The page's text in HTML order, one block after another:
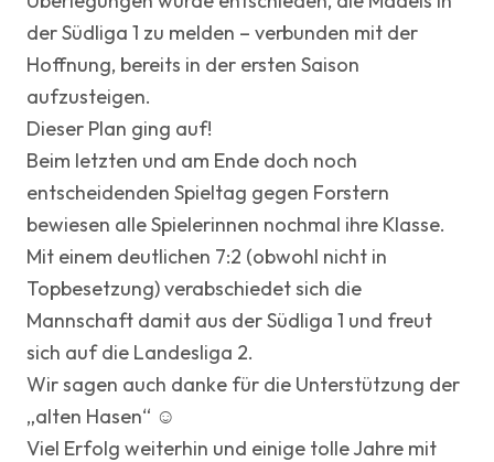
der Südliga 1 zu melden – verbunden mit der
Hoffnung, bereits in der ersten Saison
aufzusteigen.
Dieser Plan ging auf!
Beim letzten und am Ende doch noch
entscheidenden Spieltag gegen Forstern
bewiesen alle Spielerinnen nochmal ihre Klasse.
Mit einem deutlichen 7:2 (obwohl nicht in
Topbesetzung) verabschiedet sich die
Mannschaft damit aus der Südliga 1 und freut
sich auf die Landesliga 2.
Wir sagen auch danke für die Unterstützung der
„alten Hasen“ ☺️
Viel Erfolg weiterhin und einige tolle Jahre mit